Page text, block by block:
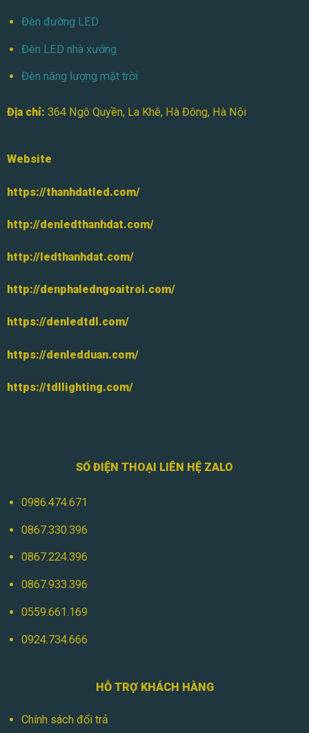
Đèn đường LED
Đèn LED nhà xưởng
Đèn năng lượng mặt trời
Địa chỉ: 364 Ngô Quyền, La Khê, Hà Đông, Hà Nội
Website
https://thanhdatled.com/
http://denledthanhdat.com/
http://ledthanhdat.com/
http://denphaledngoaitroi.com/
https://denledtdl.com/
https://denledduan.com/
https://tdllighting.com/
SỐ ĐIỆN THOẠI LIÊN HỆ ZALO
0986.474.671
0867.330.396
0867.224.396
0867.933.396
0559.661.169
0924.734.666
HỖ TRỢ KHÁCH HÀNG
Chính sách đổi trả